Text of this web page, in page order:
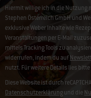
Hiermit willige ich in die Nutzung
Stephen Österreich GmbH und
exklusive Weber Inhalte wie
Veranstaltungen per E-Mail
mittels Tracking Tools zu
widerrufen, indem du auf
nutzt. Für weitere Details lies
Diese Website ist durch
Datenschutzerklärungund die